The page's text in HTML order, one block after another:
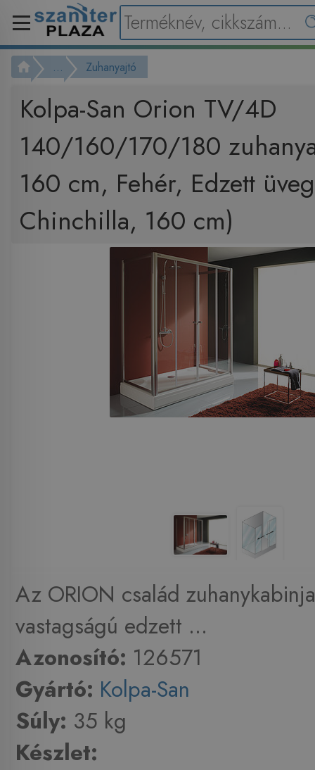
... Zuhanyajtó
Kolpa-San Orion TV/4D
140/160/170/180
160 cm, Fehér, Edzett üveg
Chinchilla, 160 cm)
Az ORION család
vastagságú edzett ...
Azonosító: 126571
Gyártó: Kolpa-San
Súly: 35 kg
Készlet: